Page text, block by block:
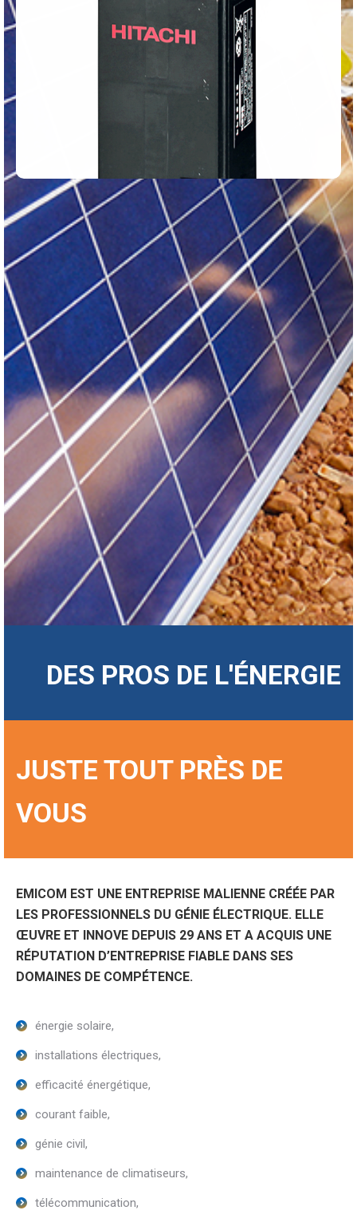
BATTERIES HITACHI
Des batteries au plomb acide les plus efficaces du
DES PROS DE L'ÉNERGIE
JUSTE TOUT PRÈS DE
VOUS
EMICOM EST UNE ENTREPRISE MALIENNE CRÉÉE PAR
LES PROFESSIONNELS DU GÉNIE ÉLECTRIQUE. ELLE
ŒUVRE ET INNOVE DEPUIS 29 ANS ET A ACQUIS UNE
RÉPUTATION D’ENTREPRISE FIABLE DANS SES
DOMAINES DE COMPÉTENCE.
énergie solaire,
installations électriques,
efficacité énergétique,
courant faible,
génie civil,
maintenance de climatiseurs,
télécommunication,